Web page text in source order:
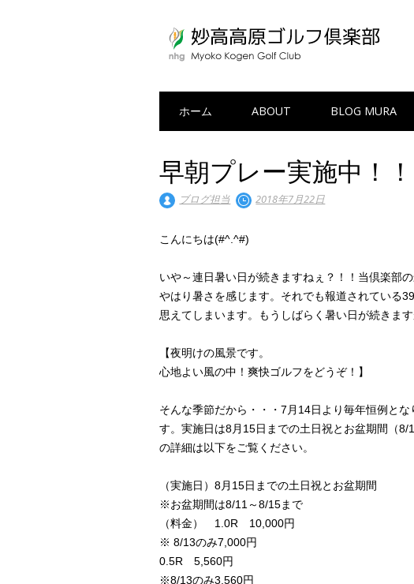
Main menu
ホーム ABOUT BLOG MURA
早朝プレー実施中！！
ブログ担当 2018年7月22日
こんにちは(#^.^#)
いや～連日暑い日が続きますねぇ？！！当倶楽部
やはり暑さを感じます。それでも報道されている
思えてしまいます。もうしばらく暑い日が続きま
【夜明けの風景です。
心地よい風の中！爽快ゴルフをどうぞ！】
そんな季節だから・・・7月14日より毎年恒例と
す。実施日は8月15日までの土日祝とお盆期間（
の詳細は以下をご覧ください。
（実施日）8月15日までの土日祝とお盆期間
※お盆期間は8/11～8/15まで
（料金） 1.0R 10,000円
※ 8/13のみ7,000円
0.5R 5,560円
※8/13のみ3,560円